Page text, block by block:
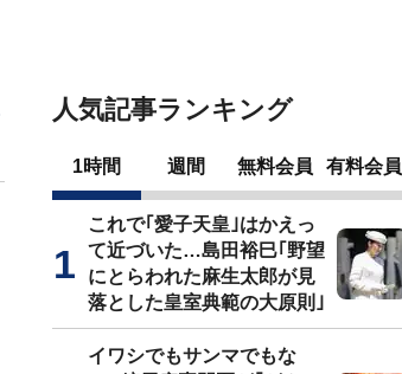
人気記事ランキング
1時間 週間 無料会員 有料会員
これで｢愛子天皇｣はかえっ
て近づいた…島田裕巳｢野望
にとらわれた麻生太郎が見
落とした皇室典範の大原則｣
イワシでもサンマでもな